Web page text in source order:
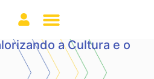
a Cultura e o